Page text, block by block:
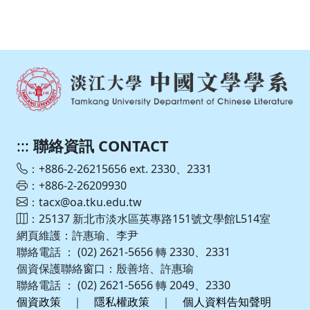
::: 聯絡資訊 CONTACT
：+886-2-26215656 ext. 2330、2331
：+886-2-26209930
：tacx@oa.tku.edu.tw
：25137 新北市淡水區英專路151號文學館L514室
網頁維護：許惠瑜、李尹
聯絡電話 ： (02) 2621-5656 轉 2330、2331
個資保護聯絡窗口：殷善培、許惠瑜
聯絡電話 ： (02) 2621-5656 轉 2049、2330
個資政策 ｜ 隱私權政策 ｜ 個人資料告知聲明